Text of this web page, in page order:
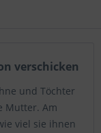
verschicken
und Töchter
Mutter. Am
viel sie ihnen